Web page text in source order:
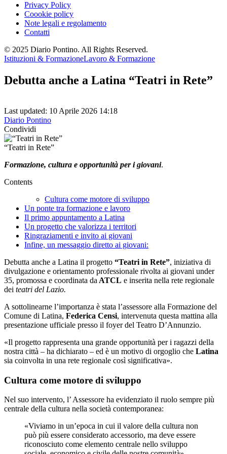
Privacy Policy
Coookie policy
Note legali e regolamento
Contatti
© 2025 Diario Pontino. All Rights Reserved.
Istituzioni & FormazioneLavoro & Formazione
Debutta anche a Latina “Teatri in Rete”
Last updated: 10 Aprile 2026 14:18
Diario Pontino
Condividi
“Teatri in Rete”
Formazione, cultura e opportunità per i giovani.
Contents
Cultura come motore di sviluppo
Un ponte tra formazione e lavoro
Il primo appuntamento a Latina
Un progetto che valorizza i territori
Ringraziamenti e invito ai giovani
Infine, un messaggio diretto ai giovani:
Debutta anche a Latina il progetto “Teatri in Rete”, iniziativa di
divulgazione e orientamento professionale rivolta ai giovani under
35, promossa e coordinata da ATCL e inserita nella rete regionale
dei teatri del Lazio.
A sottolinearne l’importanza è stata l’assessore alla Formazione del
Comune di Latina, Federica Censi, intervenuta questa mattina alla
presentazione ufficiale presso il foyer del Teatro D’Annunzio.
«Il progetto rappresenta una grande opportunità per i ragazzi della
nostra città – ha dichiarato – ed è un motivo di orgoglio che Latina
sia coinvolta in una rete regionale così significativa».
Cultura come motore di sviluppo
Nel suo intervento, l’ Assessore ha evidenziato il ruolo sempre più
centrale della cultura nella società contemporanea:
«Viviamo in un’epoca in cui il valore della cultura non
può più essere considerato accessorio, ma deve essere
riconosciuto come elemento centrale nello sviluppo